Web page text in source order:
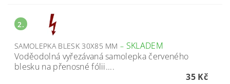
2.
SAMOLEPKA BLESK 30X85 MM– SKLADEM
Voděodolná vyřezávaná samolepka červeného
blesku na přenosné fólii....
35 Kč